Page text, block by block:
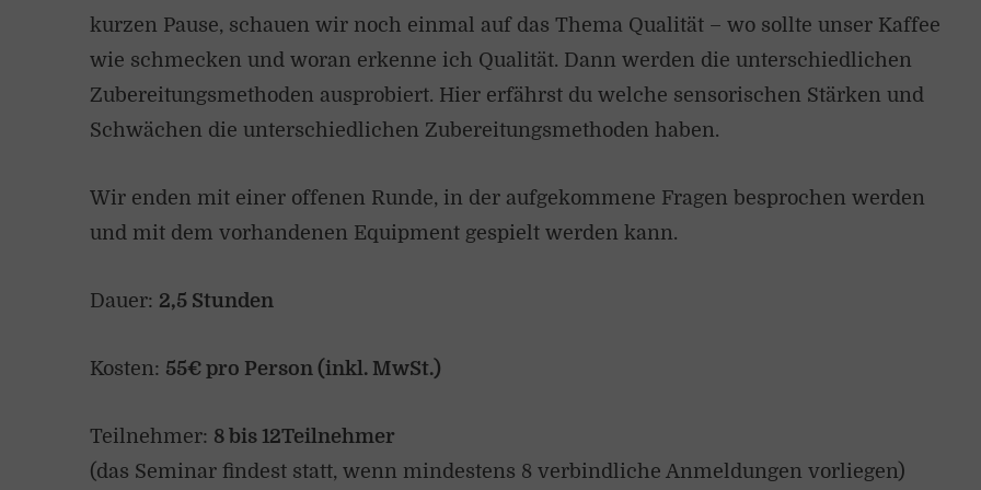
kurzen Pause, schauen wir noch einmal auf das Thema Qualität – wo sollte unser Kaffee
wie schmecken und woran erkenne ich Qualität. Dann werden die unterschiedlichen
Zubereitungsmethoden ausprobiert. Hier erfährst du welche sensorischen Stärken und
Schwächen die unterschiedlichen Zubereitungsmethoden haben.
Wir enden mit einer offenen Runde, in der aufgekommene Fragen besprochen werden
und mit dem vorhandenen Equipment gespielt werden kann.
Dauer: 2,5 Stunden
Kosten: 55€ pro Person (inkl. MwSt.)
Teilnehmer: 8 bis 12Teilnehmer
(das Seminar findest statt, wenn mindestens 8 verbindliche Anmeldungen vorliegen)